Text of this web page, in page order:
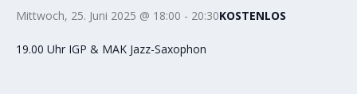
Mittwoch, 25. Juni 2025 @ 18:00 - 20:30KOSTENLOS
19.00 Uhr IGP & MAK Jazz-Saxophon